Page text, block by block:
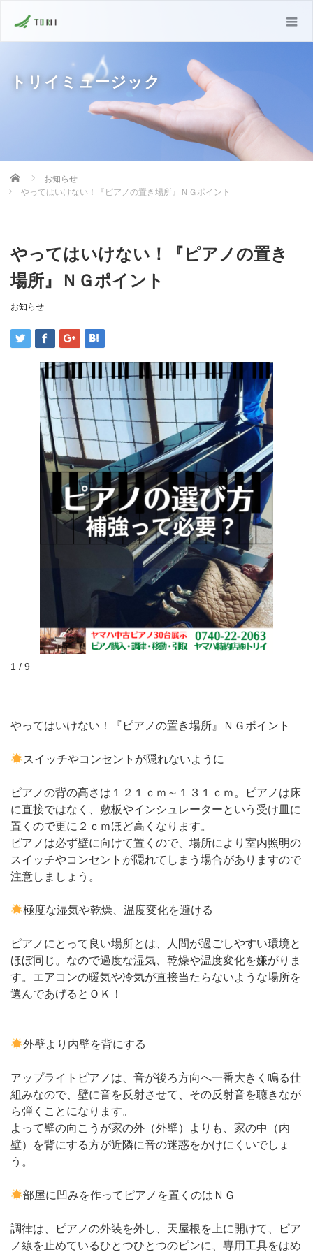
トリイミュージック
Home
お知らせ
やってはいけない！『ピアノの置き場所』ＮＧポイント
やってはいけない！『ピアノの置き
場所』ＮＧポイント
お知らせ
1 / 9
やってはいけない！『ピアノの置き場所』ＮＧポイント
スイッチやコンセントが隠れないように
ピアノの背の高さは１２１ｃｍ～１３１ｃｍ。ピアノは床
に直接ではなく、敷板やインシュレーターという受け皿に
置くので更に２ｃｍほど高くなります。
ピアノは必ず壁に向けて置くので、場所により室内照明の
スイッチやコンセントが隠れてしまう場合がありますので
注意しましょう。
極度な湿気や乾燥、温度変化を避ける
ピアノにとって良い場所とは、人間が過ごしやすい環境と
ほぼ同じ。なので過度な湿気、乾燥や温度変化を嫌がりま
す。エアコンの暖気や冷気が直接当たらないような場所を
選んであげるとＯＫ！
外壁より内壁を背にする
アップライトピアノは、音が後ろ方向へ一番大きく鳴る仕
組みなので、壁に音を反射させて、その反射音を聴きなが
ら弾くことになります。
よって壁の向こうが家の外（外壁）よりも、家の中（内
壁）を背にする方が近隣に音の迷惑をかけにくいでしょ
う。
部屋に凹みを作ってピアノを置くのはＮＧ
調律は、ピアノの外装を外し、天屋根を上に開けて、ピア
ノ線を止めているひとつひとつのピンに、専用工具をはめ